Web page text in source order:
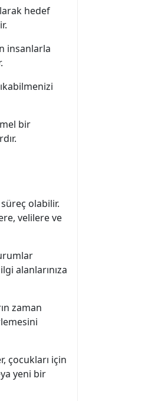
hedef
insanlarla
bir
olabilir.
velilere ve
alanlarınıza
zaman
çocukları için
yeni bir